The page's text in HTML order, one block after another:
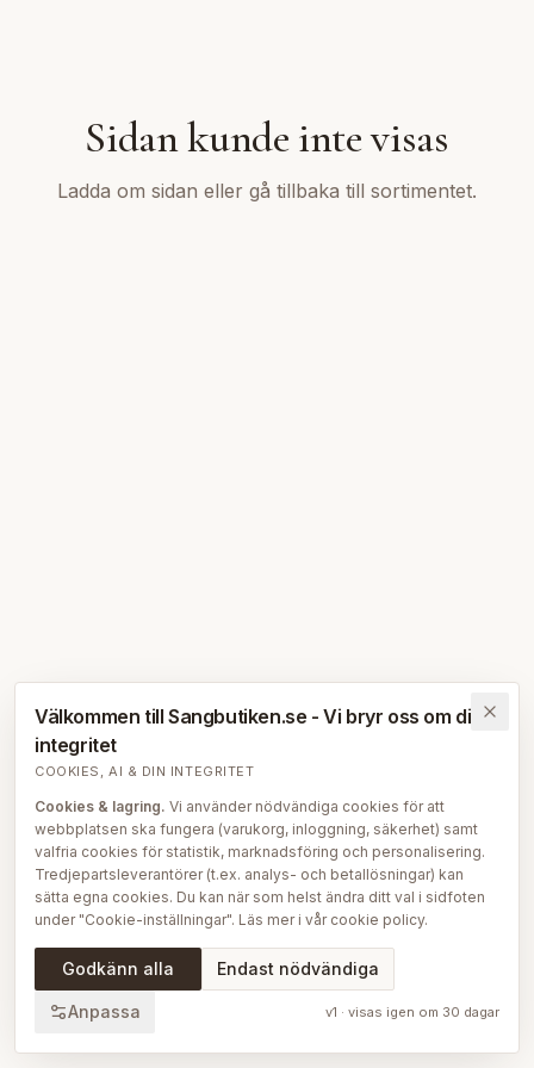
Sidan kunde inte visas
Ladda om sidan eller gå tillbaka till sortimentet.
Välkommen till Sangbutiken.se - Vi bryr oss om din
integritet
COOKIES, AI & DIN INTEGRITET
Cookies & lagring. Vi använder nödvändiga cookies för att
webbplatsen ska fungera (varukorg, inloggning, säkerhet) samt
valfria cookies för statistik, marknadsföring och personalisering.
Tredjepartsleverantörer (t.ex. analys- och betallösningar) kan
sätta egna cookies. Du kan när som helst ändra ditt val i sidfoten
under "Cookie-inställningar". Läs mer i vår cookie policy.
AI på Sängbutiken.För att ge dig en bättre upplevelse använder
vi delvis AI-teknik — bl.a. för smartare sök- och
att skapa, översätta och redigera delar av vårt redaktionella
Godkänn alla Endast nödvändiga
Anpassa v1 · visas igen om 30 dagar